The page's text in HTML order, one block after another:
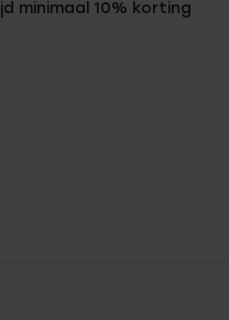
minimaal 10% korting